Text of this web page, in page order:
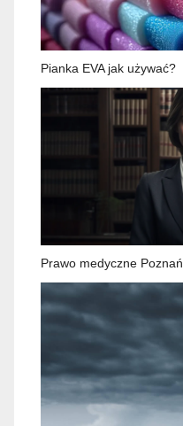
Pianka EVA jak używać?
Prawo medyczne Poznań